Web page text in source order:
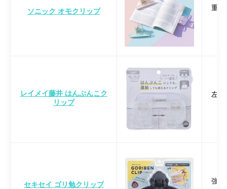
ソニック オモクリップ 重り
レイメイ藤井 はんぶんこク
リップ
左
セキセイ ゴリ勉クリップ 強力